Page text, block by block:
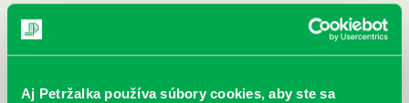
Aj Petržalka používa súbory cookies, aby ste sa